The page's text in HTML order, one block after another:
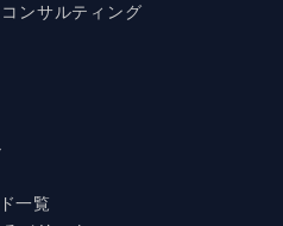
ンサルティング
一覧